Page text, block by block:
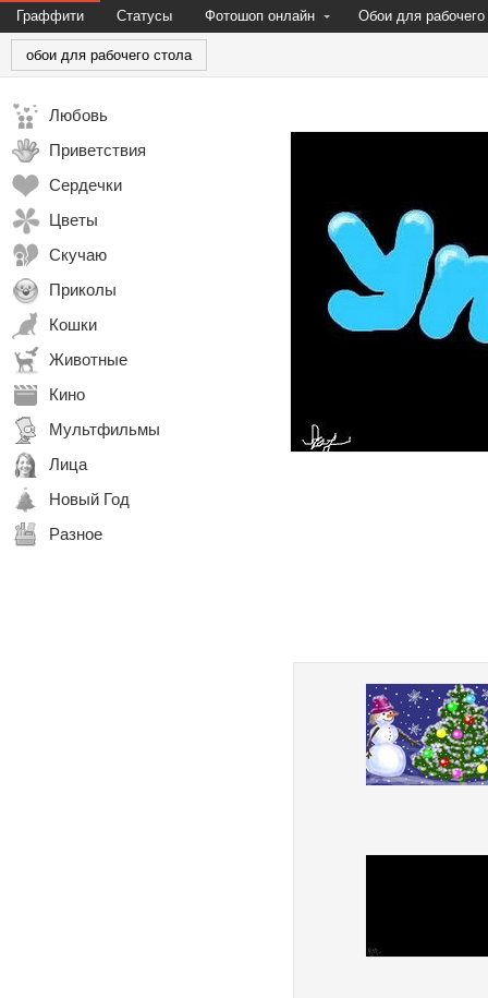
Граффити Статусы Фотошоп онлайн Обои для рабочего
обои для рабочего стола
Любовь
Приветствия
Сердечки
Цветы
Скучаю
Приколы
Кошки
Животные
Кино
Мультфильмы
Лица
Новый Год
Разное